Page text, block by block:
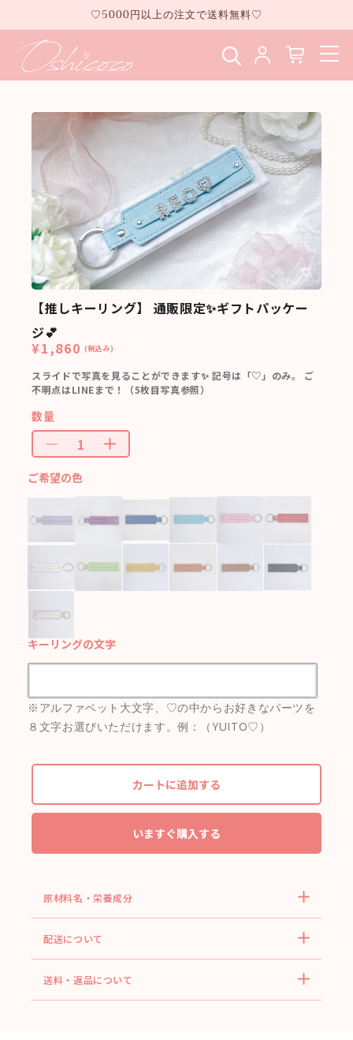
進む
♡5000円以上の注文で送料無料♡
【推しキーリング】 通販限定✨ギフトパッケー
ジ💕
¥1,860 (税込み)
スライドで写真を見ることができます✨ 記号は「♡」のみ。 ご
不明点はLINEまで！（5枚目写真参照）
数量
ご希望の色
キーリングの文字
※アルファベット大文字、♡の中からお好きなパーツを
８文字お選びいただけます。例：（YUITO♡）
カートに追加する
いますぐ購入する
原材料名・栄養成分
配送について
送料・返品について